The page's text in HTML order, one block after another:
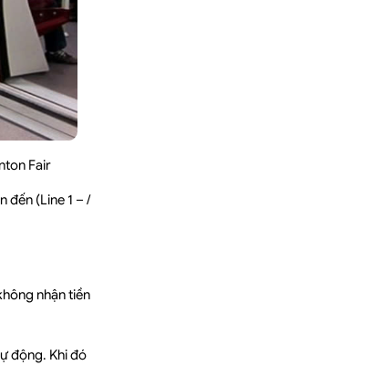
Fair
đến (Line 1 – /
nhận tiền
động. Khi đó